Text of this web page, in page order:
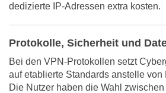
dedizierte IP-Adressen extra kosten.
Protokolle, Sicherheit und
Bei den VPN-Protokollen setzt
auf etablierte Standards anstelle
Die Nutzer haben die Wahl